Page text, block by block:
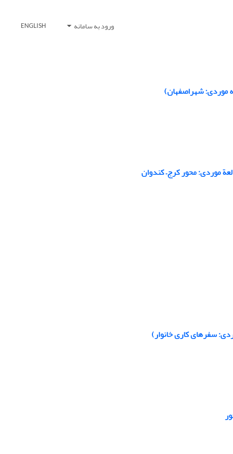
ورود به سامانه ENGLISH
موردی: شهراصفهان)
موردی: محور کرج– کندوان
سفرهای کاری خانوار)